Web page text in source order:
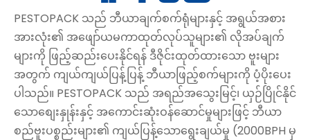
PESTOPACK သည် ဘီယာချက်စက်ရုံများနှင့် အရွယ်အစား
အားလုံး၏ အဖျော်ယမကာထုတ်လုပ်သူများ၏ လိုအပ်ချက်
များကို ဖြည့်ဆည်းပေးနိုင်ရန် ဒီဇိုင်းထုတ်ထားသော ဗူးများ
အတွက် ကျယ်ကျယ်ပြန့်ပြန့် ဘီယာဖြည့်စက်များကို ပံ့ပိုးပေး
ပါသည်။ PESTOPACK သည် အရည်အသွေးမြင့်၊ ယှဉ်ပြိုင်နိုင်
သောစျေးနှုန်းနှင့် အကောင်းဆုံးဝန်ဆောင်မှုများဖြင့် ဘီယာ
စည်ဗူးပစ္စည်းများ၏ ကျယ်ပြန့်သောရွေးချယ်မှု (2000BPH မှ